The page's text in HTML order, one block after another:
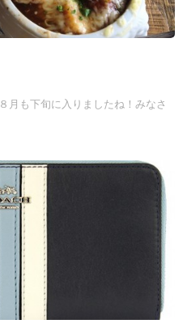
８月も下旬に入りましたね！みなさ